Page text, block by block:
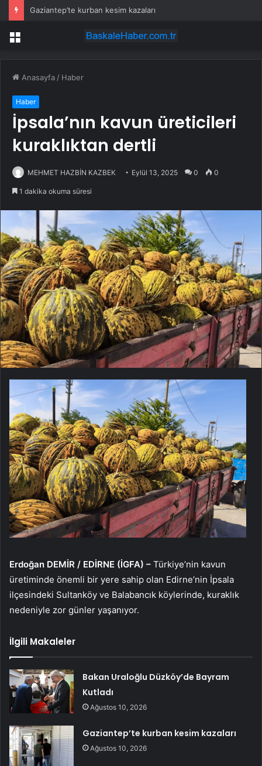
Menü
Anasayfa / Haber
Haber
İpsala’nın kavun üreticileri
kuraklıktan dertli
MEHMET HAZBİN KAZBEK Eylül 13, 2025 0 0
1 dakika okuma süresi
Erdoğan DEMİR / EDİRNE (İGFA) – Türkiye’nin kavun
üretiminde önemli bir yere sahip olan Edirne’nin İpsala
ilçesindeki Sultanköy ve Balabancık köylerinde, kuraklık
nedeniyle zor günler yaşanıyor.
İlgili Makaleler
Bakan Uraloğlu Düzköy’de Bayram
Kutladı
Ağustos 10, 2026
Gaziantep’te kurban kesim kazaları
Ağustos 10, 2026